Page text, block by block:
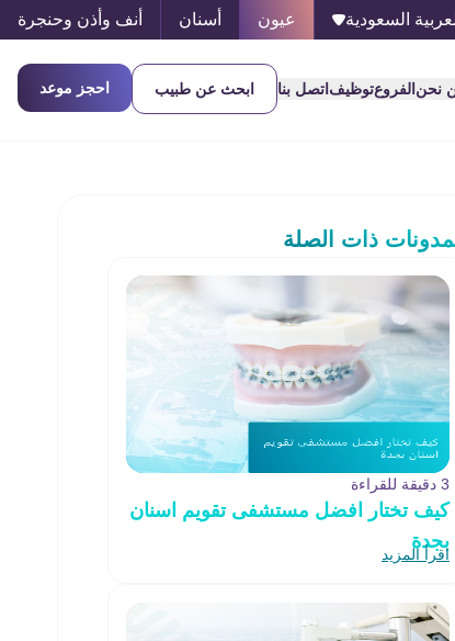
السعودية عيون أسنان أنف وأذن وحنجرة
نحن الفروعتوظيف اتصل بنا ابحث عن طبيب احجز موعد
ذات الصلة
3 دقيقة للقراءة
كيف تختار افضل مستشفى تقويم اسنان
بجدة
اقرأ المزيد